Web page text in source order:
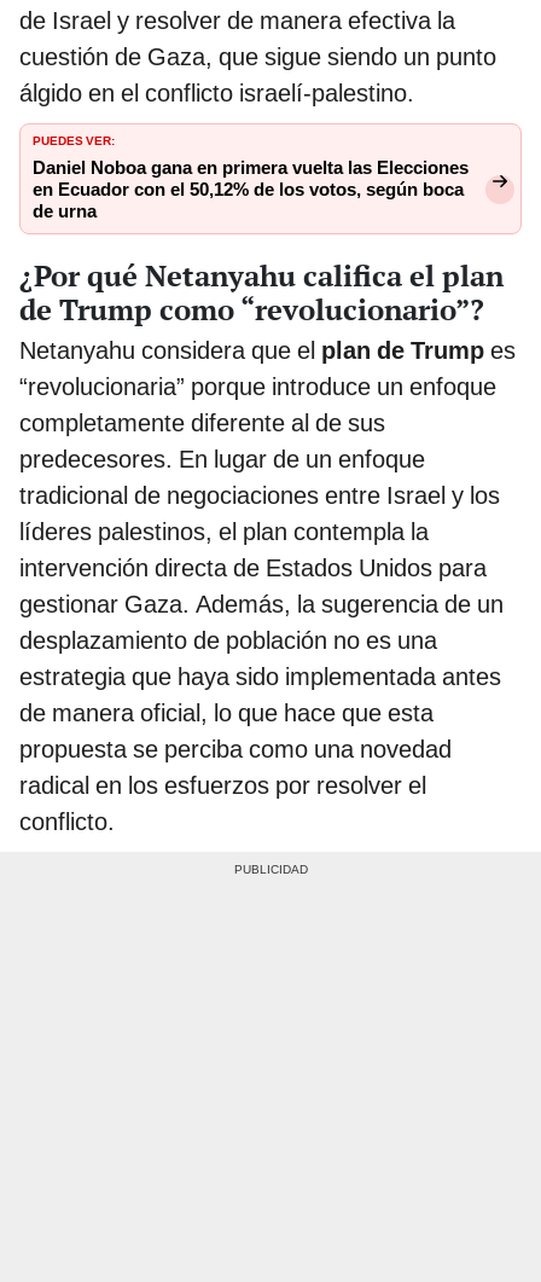
de Israel y resolver de manera efectiva la
cuestión de Gaza, que sigue siendo un punto
álgido en el conflicto israelí-palestino.
PUEDES VER:
Daniel Noboa gana en primera vuelta las Elecciones
en Ecuador con el 50,12% de los votos, según boca
de urna
¿Por qué Netanyahu califica el plan
de Trump como “revolucionario”?
Netanyahu considera que el plan de Trump es
“revolucionaria” porque introduce un enfoque
completamente diferente al de sus
predecesores. En lugar de un enfoque
tradicional de negociaciones entre Israel y los
líderes palestinos, el plan contempla la
intervención directa de Estados Unidos para
gestionar Gaza. Además, la sugerencia de un
desplazamiento de población no es una
estrategia que haya sido implementada antes
de manera oficial, lo que hace que esta
propuesta se perciba como una novedad
radical en los esfuerzos por resolver el
conflicto.